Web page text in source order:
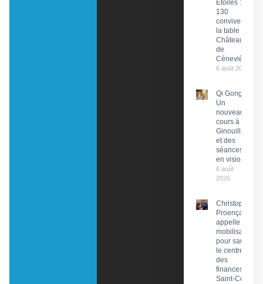
Étoiles :
130
convives à
la table du
Château
de
Cénevières
6 août 2026
Qi Gong :
Un
nouveau
cours à
Ginouillac
et des
séances
en visio
6 août
2026
Christophe
Proença
appelle à la
mobilisation
pour sauver
le centre
des
finances de
Saint-Céré